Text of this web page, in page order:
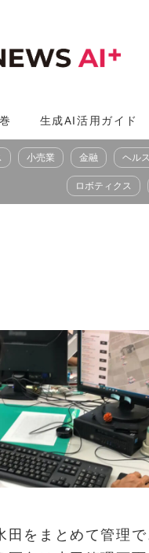
生成AI活用ガイド
小売業 金融 ヘル
ロボティクス
田をまとめて管理で